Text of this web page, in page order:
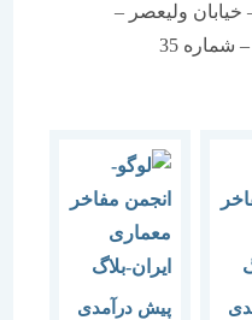
ولیعصر –
35
پیش درآمدی